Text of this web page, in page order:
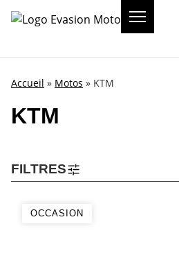
Accueil » Motos » KTM
KTM
FILTRES
OCCASION